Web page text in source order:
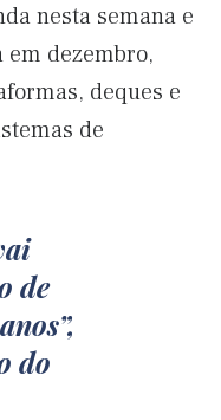
nesta semana e
dezembro,
deques e
de
de
do